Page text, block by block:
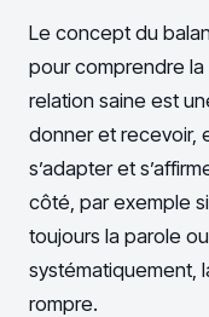
Le concept du
pour comprendre
relation saine est
donner et recevoir,
s’adapter et
côté, par exemple
toujours la parole ou
systématiquement,
rompre.